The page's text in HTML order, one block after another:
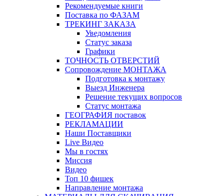
Рекомендуемые книги
Поставка по ФАЗАМ
ТРЕКИНГ ЗАКАЗА
Уведомления
Статус заказа
Графики
ТОЧНОСТЬ ОТВЕРСТИЙ
Сопровождение МОНТАЖА
Подготовка к монтажу
Выезд Инженера
Решение текущих вопросов
Статус монтажа
ГЕОГРАФИЯ поставок
РЕКЛАМАЦИИ
Наши Поставщики
Live Видео
Мы в гостях
Миссия
Видео
Топ 10 фишек
Направление монтажа